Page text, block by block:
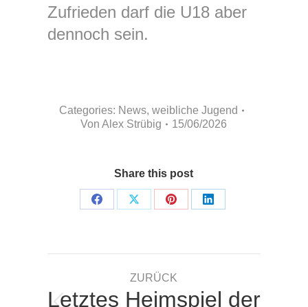
Zufrieden darf die U18 aber
dennoch sein.
Categories: News,weibliche Jugend
VonAlex Strübig 15/06/2026
Share this post
Share
Share
Share
Share
ZURÜCK
Letztes Heimspiel der